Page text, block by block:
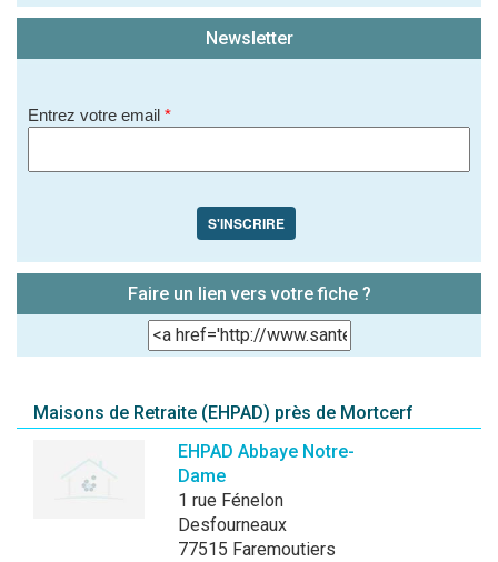
Newsletter
Entrez votre email *
S'INSCRIRE
Faire un lien vers votre fiche ?
Maisons de Retraite (EHPAD) près de Mortcerf
EHPAD Abbaye Notre-
Dame
1 rue Fénelon
Desfourneaux
77515 Faremoutiers